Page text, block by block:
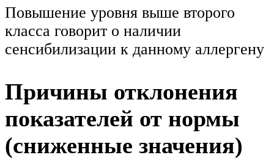
Повышение уровня выше второго
класса говорит о наличии
сенсибилизации к данному аллергену
Причины отклонения
показателей от нормы
(сниженные значения)